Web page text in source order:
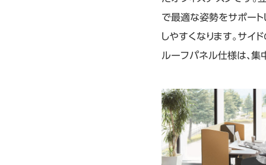
で最適な姿勢をサポート
しやすくなります。サ
ルーフパネル仕様は、集